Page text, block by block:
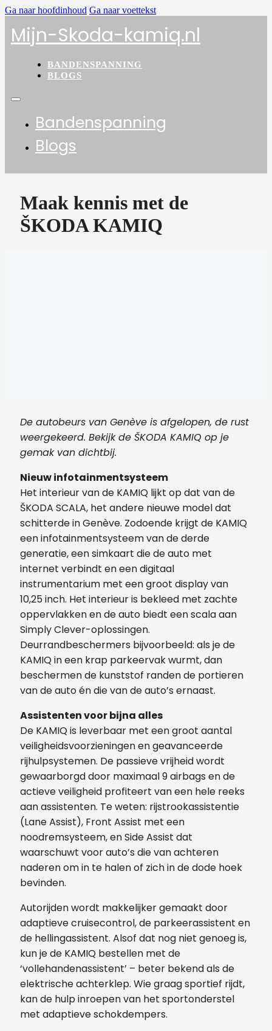
Ga naar hoofdinhoud Ga naar voettekst
Mijn-Skoda-kamiq.nl
BANDENSPANNING
BLOGS
Bandenspanning
Blogs
Maak kennis met de
ŠKODA KAMIQ
De autobeurs van Genève is afgelopen, de rust
weergekeerd. Bekijk de ŠKODA KAMIQ op je
gemak van dichtbij.
Nieuw infotainmentsysteem
Het interieur van de KAMIQ lijkt op dat van de
ŠKODA SCALA, het andere nieuwe model dat
schitterde in Genève. Zodoende krijgt de KAMIQ
een infotainmentsysteem van de derde
generatie, een simkaart die de auto met
internet verbindt en een digitaal
instrumentarium met een groot display van
10,25 inch. Het interieur is bekleed met zachte
oppervlakken en de auto biedt een scala aan
Simply Clever-oplossingen.
Deurrandbeschermers bijvoorbeeld: als je de
KAMIQ in een krap parkeervak wurmt, dan
beschermen de kunststof randen de portieren
van de auto én die van de auto’s ernaast.
Assistenten voor bijna alles
De KAMIQ is leverbaar met een groot aantal
veiligheidsvoorzieningen en geavanceerde
rijhulpsystemen. De passieve vrijheid wordt
gewaarborgd door maximaal 9 airbags en de
actieve veiligheid profiteert van een hele reeks
aan assistenten. Te weten: rijstrookassistentie
(Lane Assist), Front Assist met een
noodremsysteem, en Side Assist dat
waarschuwt voor auto’s die van achteren
naderen om in te halen of zich in de dode hoek
bevinden.
Autorijden wordt makkelijker gemaakt door
adaptieve cruisecontrol, de parkeerassistent en
de hellingassistent. Alsof dat nog niet genoeg is,
kun je de KAMIQ bestellen met de
‘vollehandenassistent’ – beter bekend als de
elektrische achterklep. Wie graag sportief rijdt,
kan de hulp inroepen van het sportonderstel
met adaptieve schokdempers.